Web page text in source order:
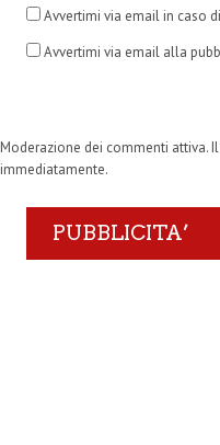
Avvertimi via email in caso
Avvertimi via email alla
Moderazione dei commenti attiva.
immediatamente.
PUBBLICITA’